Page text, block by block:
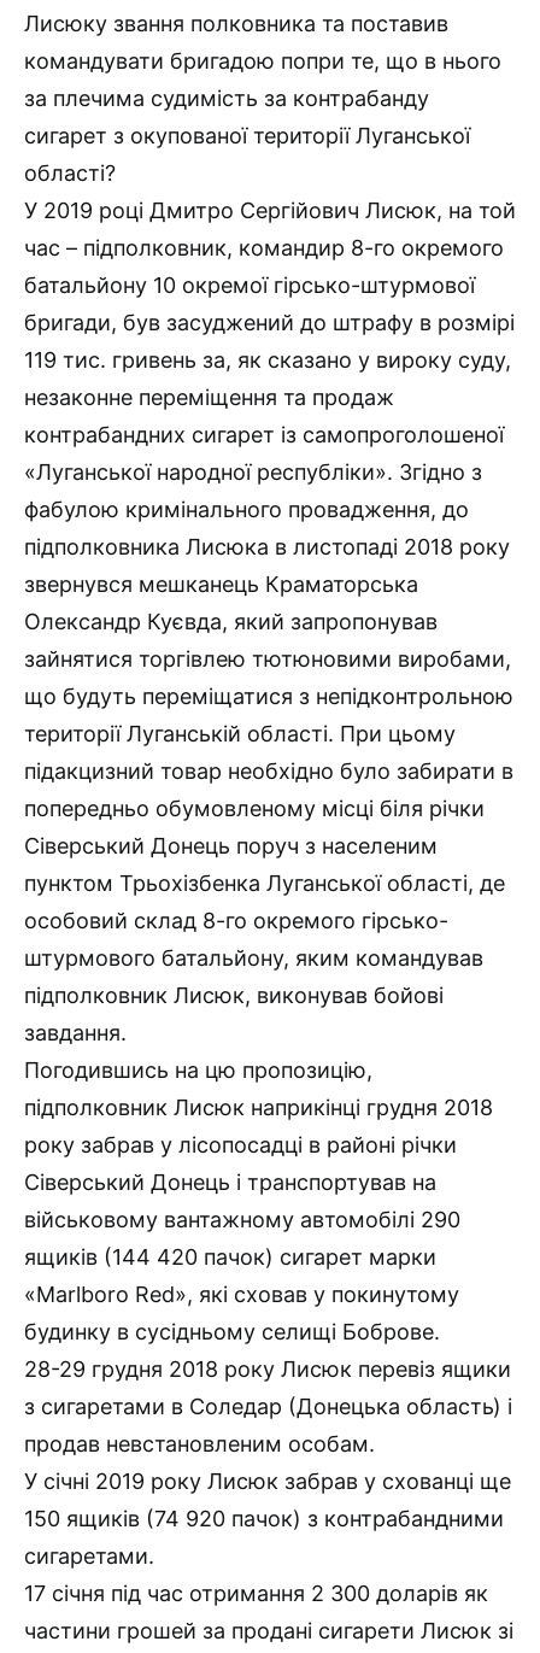
Лисюку звання полковника та поставив
командувати бригадою попри те, що в нього
за плечима судимість за контрабанду
сигарет з окупованої території Луганської
області?
У 2019 році Дмитро Сергійович Лисюк, на той
час – підполковник, командир 8-го окремого
батальйону 10 окремої гірсько-штурмової
бригади, був засуджений до штрафу в розмірі
119 тис. гривень за, як сказано у вироку суду,
незаконне переміщення та продаж
контрабандних сигарет із самопроголошеної
«Луганської народної республіки». Згідно з
фабулою кримінального провадження, до
підполковника Лисюка в листопаді 2018 року
звернувся мешканець Краматорська
Олександр Куєвда, який запропонував
зайнятися торгівлею тютюновими виробами,
що будуть переміщатися з непідконтрольною
території Луганській області. При цьому
підакцизний товар необхідно було забирати в
попередньо обумовленому місці біля річки
Сіверський Донець поруч з населеним
пунктом Трьохізбенка Луганської області, де
особовий склад 8-го окремого гірсько-
штурмового батальйону, яким командував
підполковник Лисюк, виконував бойові
завдання.
Погодившись на цю пропозицію,
підполковник Лисюк наприкінці грудня 2018
року забрав у лісопосадці в районі річки
Сіверський Донець і транспортував на
військовому вантажному автомобілі 290
ящиків (144 420 пачок) сигарет марки
«Marlboro Red», які сховав у покинутому
будинку в сусідньому селищі Боброве.
28-29 грудня 2018 року Лисюк перевіз ящики
з сигаретами в Соледар (Донецька область) і
продав невстановленим особам.
У січні 2019 року Лисюк забрав у схованці ще
150 ящиків (74 920 пачок) з контрабандними
сигаретами.
17 січня під час отримання 2 300 доларів як
частини грошей за продані сигарети Лисюк зі